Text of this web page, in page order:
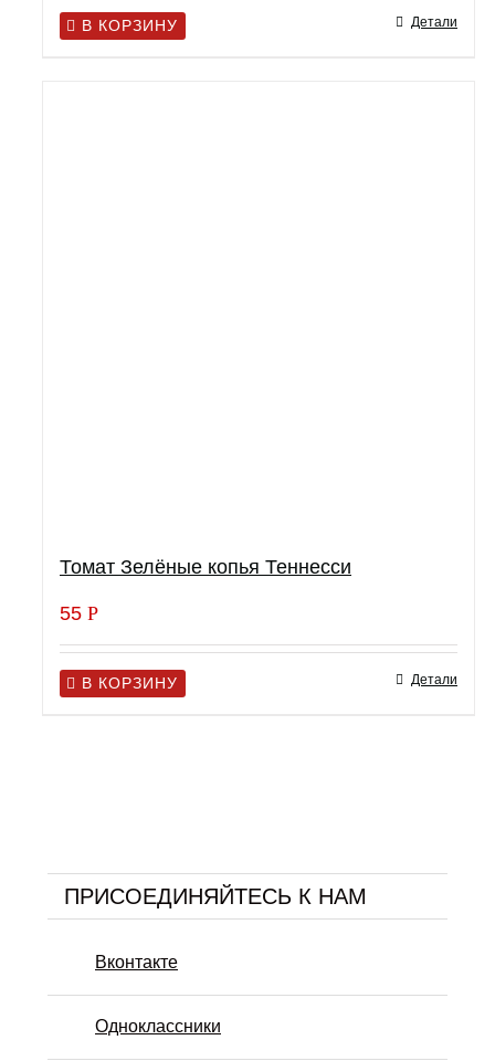
В КОРЗИНУ Детали
Томат Зелёные копья Теннесси
55 Р
В КОРЗИНУ Детали
ПРИСОЕДИНЯЙТЕСЬ К НАМ
Вконтакте
Одноклассники